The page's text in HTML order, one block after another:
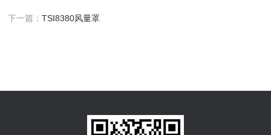
下一篇：TSI8380风量罩